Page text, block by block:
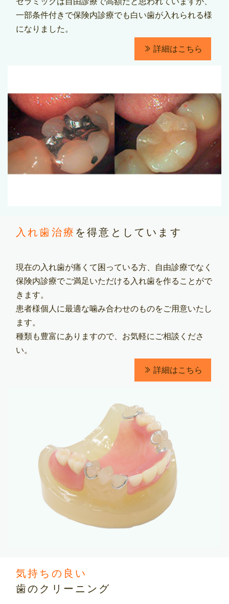
一部条件付きで保険内診療でも白い歯が入れられる様
になりました。
詳細はこちら
入れ歯治療 を得意としています
現在の入れ歯が痛くて困っている方、自由診療でなく
保険内診療でご満足いただける入れ歯を作ることがで
きます。
患者様個人に最適な噛み合わせのものをご用意いたし
ます。
種類も豊富にありますので、お気軽にご相談くださ
い。
詳細はこちら
気持ちの良い
歯のクリーニング